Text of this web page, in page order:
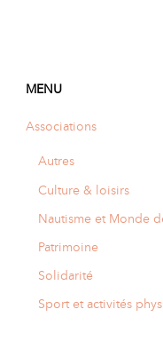
MENU
Associations
Autres
Culture & loisirs
Nautisme et Monde
Patrimoine
Solidarité
Sport et activités